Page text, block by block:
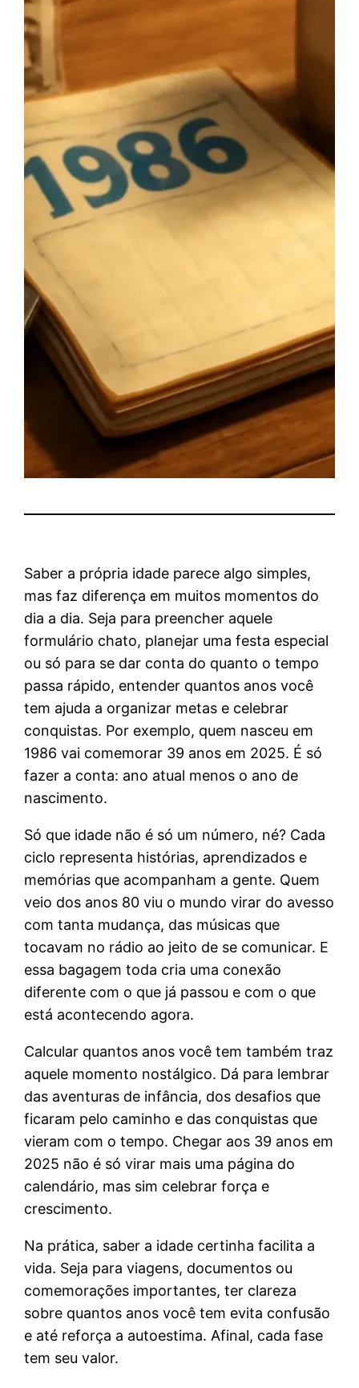
Saber a própria idade parece algo simples,
mas faz diferença em muitos momentos do
dia a dia. Seja para preencher aquele
formulário chato, planejar uma festa especial
ou só para se dar conta do quanto o tempo
passa rápido, entender quantos anos você
tem ajuda a organizar metas e celebrar
conquistas. Por exemplo, quem nasceu em
1986 vai comemorar 39 anos em 2025. É só
fazer a conta: ano atual menos o ano de
nascimento.
Só que idade não é só um número, né? Cada
ciclo representa histórias, aprendizados e
memórias que acompanham a gente. Quem
veio dos anos 80 viu o mundo virar do avesso
com tanta mudança, das músicas que
tocavam no rádio ao jeito de se comunicar. E
essa bagagem toda cria uma conexão
diferente com o que já passou e com o que
está acontecendo agora.
Calcular quantos anos você tem também traz
aquele momento nostálgico. Dá para lembrar
das aventuras de infância, dos desafios que
ficaram pelo caminho e das conquistas que
vieram com o tempo. Chegar aos 39 anos em
2025 não é só virar mais uma página do
calendário, mas sim celebrar força e
crescimento.
Na prática, saber a idade certinha facilita a
vida. Seja para viagens, documentos ou
comemorações importantes, ter clareza
sobre quantos anos você tem evita confusão
e até reforça a autoestima. Afinal, cada fase
tem seu valor.